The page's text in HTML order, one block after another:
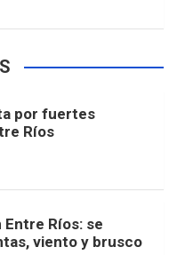
por fuertes
Ríos
Ríos: se
viento y brusco